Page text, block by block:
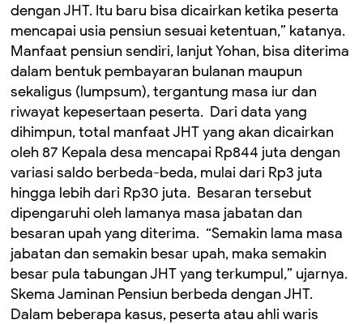
dengan JHT. Itu baru bisa dicairkan ketika peserta
mencapai usia pensiun sesuai ketentuan,” katanya. ‎
‎Manfaat pensiun sendiri, lanjut Yohan, bisa diterima
dalam bentuk pembayaran bulanan maupun
sekaligus (lumpsum), tergantung masa iur dan
riwayat kepesertaan peserta. ‎ ‎Dari data yang
dihimpun, total manfaat JHT yang akan dicairkan
oleh 87 Kepala desa mencapai Rp844 juta dengan
variasi saldo berbeda-beda, mulai dari Rp3 juta
hingga lebih dari Rp30 juta. ‎ Besaran tersebut
dipengaruhi oleh lamanya masa jabatan dan
besaran upah yang diterima. ‎ ‎“Semakin lama masa
jabatan dan semakin besar upah, maka semakin
besar pula tabungan JHT yang terkumpul,” ujarnya. ‎
‎Skema Jaminan Pensiun berbeda dengan JHT.
Dalam beberapa kasus, peserta atau ahli waris